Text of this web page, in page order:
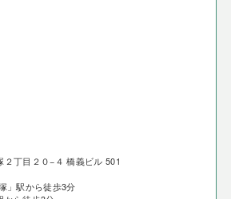
丁目２０−４ 橋義ビル 501
」駅から徒歩3分